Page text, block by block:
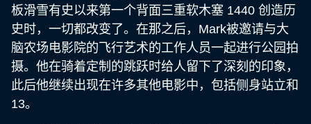
板滑雪有史以来第一个背面三重软木塞 1440 创造历
史时，一切都改变了。在那之后，Mark被邀请与大
脑农场电影院的飞行艺术的工作人员一起进行公园拍
摄。他在骑着定制的跳跃时给人留下了深刻的印象，
此后他继续出现在许多其他电影中，包括侧身站立和
13。